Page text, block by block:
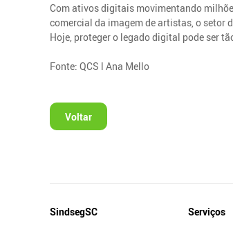
Com ativos digitais movimentando
comercial da imagem de artistas, o setor
Hoje, proteger o legado digital pode ser
Fonte: QCS l Ana Mello
Voltar
Mapa
SindsegSC Serviços